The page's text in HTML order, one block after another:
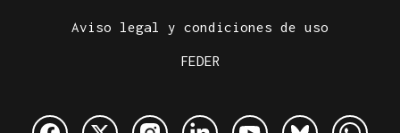
Aviso legal y condiciones de uso
FEDER